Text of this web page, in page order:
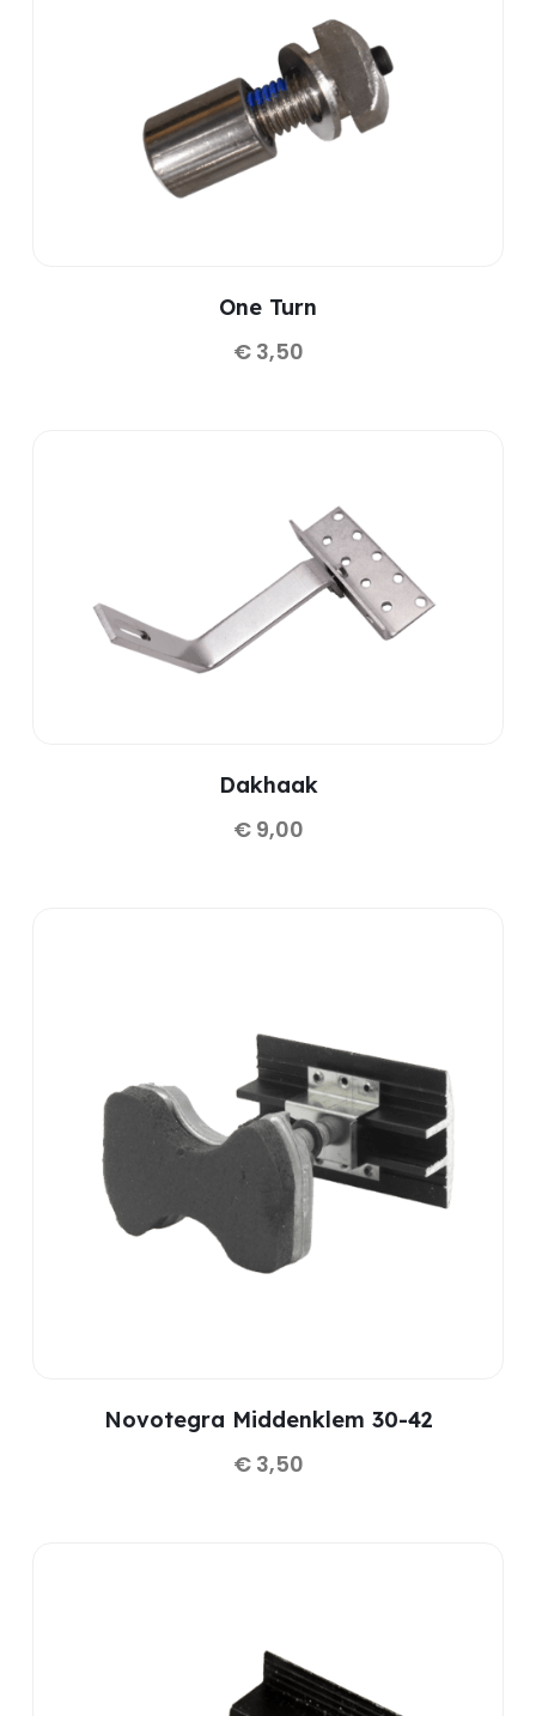
One Turn
€3,50
Dakhaak
€9,00
Novotegra Middenklem 30-42
€3,50